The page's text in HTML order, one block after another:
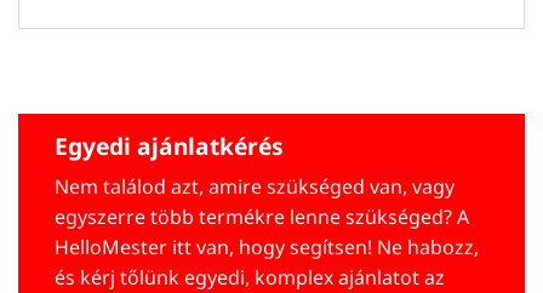
Egyedi ajánlatkérés
Nem találod azt, amire szükséged van, vagy
egyszerre több termékre lenne szükséged? A
HelloMester itt van, hogy segítsen! Ne habozz,
és kérj tőlünk egyedi, komplex ajánlatot az